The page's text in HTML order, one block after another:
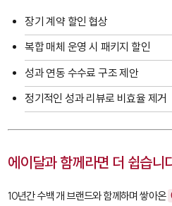
장기 계약 할인 협상
복합 매체 운영 시 패키지 할인
성과 연동 수수료 구조 제안
정기적인 성과 리뷰로 비효율 제거
에이달과 함께라면 더 쉽습니
10년간 수백 개 브랜드와 함께하며 쌓아온